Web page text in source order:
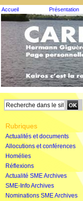
Accueil Présentation
Rubriques
Actualités et documents
Allocutions et conférences
Homélies
Réflexions
Actualité SME Archives
SME-Info Archives
Nominations SME Archives